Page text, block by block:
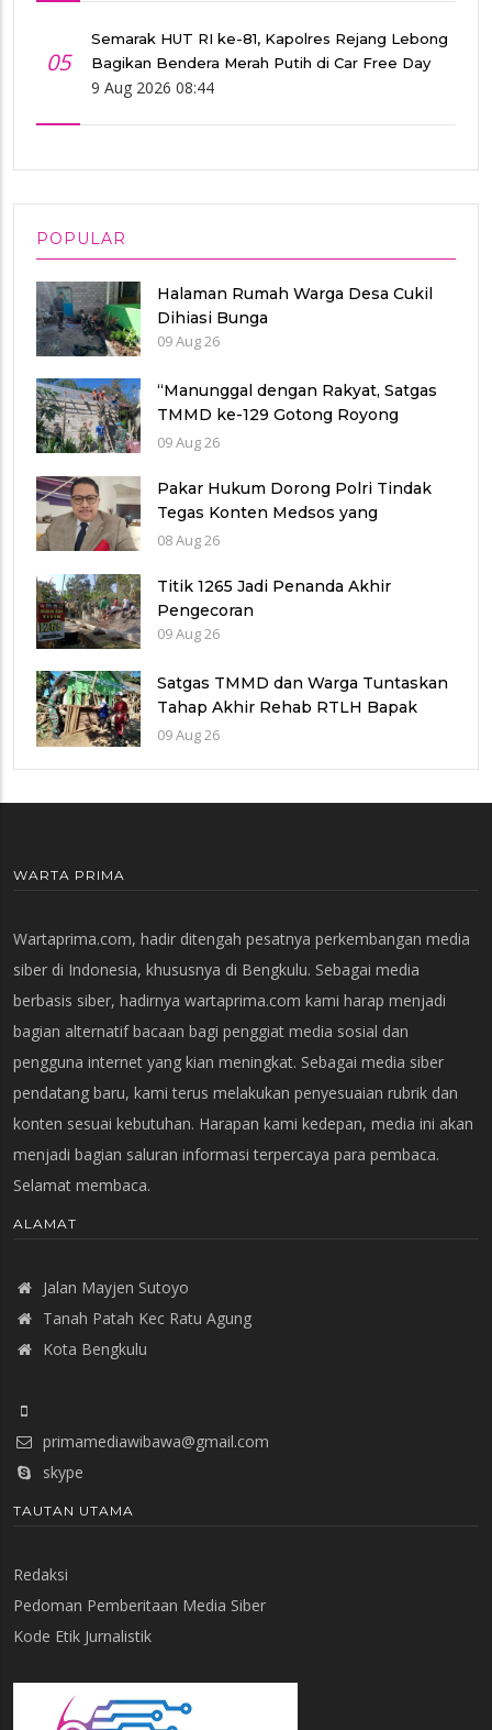
05
Semarak HUT RI ke-81, Kapolres Rejang Lebong
Bagikan Bendera Merah Putih di Car Free Day
9 Aug 2026 08:44
POPULAR
Halaman Rumah Warga Desa Cukil
Dihiasi Bunga
09 Aug 26
“Manunggal dengan Rakyat, Satgas
TMMD ke-129 Gotong Royong
Pasang Genting Rumah Bu Sri”
09 Aug 26
Pakar Hukum Dorong Polri Tindak
Tegas Konten Medsos yang
Mengandung Provokasi
08 Aug 26
Titik 1265 Jadi Penanda Akhir
Pengecoran
09 Aug 26
Satgas TMMD dan Warga Tuntaskan
Tahap Akhir Rehab RTLH Bapak
Tupar
09 Aug 26
WARTA PRIMA
Wartaprima.com, hadir ditengah pesatnya perkembangan media
siber di Indonesia, khususnya di Bengkulu. Sebagai media
berbasis siber, hadirnya wartaprima.com kami harap menjadi
bagian alternatif bacaan bagi penggiat media sosial dan
pengguna internet yang kian meningkat. Sebagai media siber
pendatang baru, kami terus melakukan penyesuaian rubrik dan
konten sesuai kebutuhan. Harapan kami kedepan, media ini akan
menjadi bagian saluran informasi terpercaya para pembaca.
Selamat membaca.
ALAMAT
Jalan Mayjen Sutoyo
Tanah Patah Kec Ratu Agung
Kota Bengkulu
primamediawibawa@gmail.com
skype
TAUTAN UTAMA
Redaksi
Pedoman Pemberitaan Media Siber
Kode Etik Jurnalistik